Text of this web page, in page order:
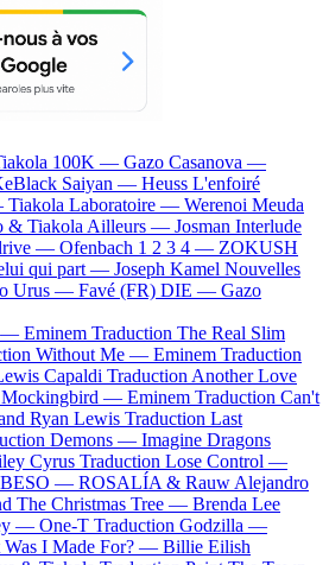
100K — Gazo Casanova —
Saiyan — Heuss L'enfoiré
Tiakola Laboratoire — Werenoi Meuda
& Tiakola Ailleurs — Josman Interlude
— Ofenbach 1 2 3 4 — ZOKUSH
qui part — Joseph Kamel Nouvelles
Urus — Favé (FR) DIE — Gazo
— Eminem Traduction The Real Slim
Without Me — Eminem Traduction
Capaldi Traduction Another Love
Mockingbird — Eminem Traduction Can't
Ryan Lewis Traduction Last
Demons — Imagine Dragons
Cyrus Traduction Lose Control —
BESO — ROSALÍA & Rauw Alejandro
The Christmas Tree — Brenda Lee
— One-T Traduction Godzilla —
Was I Made For? — Billie Eilish